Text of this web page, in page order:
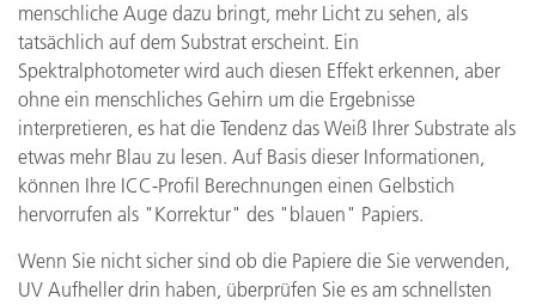
menschliche Auge dazu bringt, mehr Licht zu sehen, als
tatsächlich auf dem Substrat erscheint. Ein
Spektralphotometer wird auch diesen Effekt erkennen, aber
ohne ein menschliches Gehirn um die Ergebnisse
interpretieren, es hat die Tendenz das Weiß Ihrer Substrate als
etwas mehr Blau zu lesen. Auf Basis dieser Informationen,
können Ihre ICC-Profil Berechnungen einen Gelbstich
hervorrufen als "Korrektur" des " blauen" Papiers.
Wenn Sie nicht sicher sind ob die Papiere die Sie verwenden,
UV Aufheller drin haben, überprüfen Sie es am schnellsten